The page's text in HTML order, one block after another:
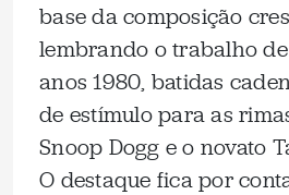
base da composição
lembrando o trabalho
anos 1980, batidas
de estímulo para as
Snoop Dogg e o novato
O destaque fica por